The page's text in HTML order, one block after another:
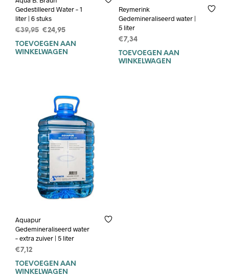
Gedestilleerd Water – 1
liter | 6 stuks
€39,95 Oorspronkelijke
prijs
was:
€24,95Huidige
prijs
is:
TOEVOEGEN AAN
WINKELWAGEN
Reymerink
Gedemineraliseerd water |
5 liter
€7,34
TOEVOEGEN AAN
WINKELWAGEN
Aquapur
Gedemineraliseerd water
– extra zuiver | 5 liter
€7,12
TOEVOEGEN AAN
WINKELWAGEN